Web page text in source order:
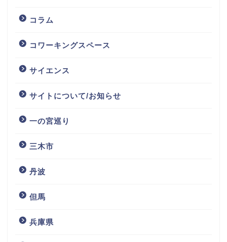
コラム
コワーキングスペース
サイエンス
サイトについて/お知らせ
一の宮巡り
三木市
丹波
但馬
兵庫県